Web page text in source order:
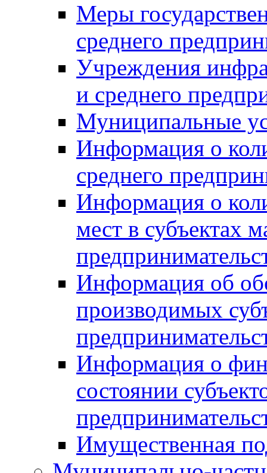
Меры
среднего
Учреждения
и среднего
Муниципальные
Информация о
среднего
Информация о
мест в субъектах
Информация об
производимых
Информация о
состоянии
Имущественная